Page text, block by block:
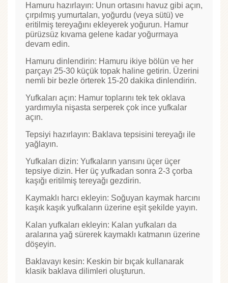
Hamuru hazırlayın: Unun ortasını havuz gibi açın,
çırpılmış yumurtaları, yoğurdu (veya sütü) ve
eritilmiş tereyağını ekleyerek yoğurun. Hamur
pürüzsüz kıvama gelene kadar yoğurmaya
devam edin.
Hamuru dinlendirin: Hamuru ikiye bölün ve her
parçayı 25-30 küçük topak haline getirin. Üzerini
nemli bir bezle örterek 15-20 dakika dinlendirin.
Yufkaları açın: Hamur toplarını tek tek oklava
yardımıyla nişasta serperek çok ince yufkalar
açın.
Tepsiyi hazırlayın: Baklava tepsisini tereyağı ile
yağlayın.
Yufkaları dizin: Yufkaların yarısını üçer üçer
tepsiye dizin. Her üç yufkadan sonra 2-3 çorba
kaşığı eritilmiş tereyağı gezdirin.
Kaymaklı harcı ekleyin: Soğuyan kaymak harcını
kaşık kaşık yufkaların üzerine eşit şekilde yayın.
Kalan yufkaları ekleyin: Kalan yufkaları da
aralarına yağ sürerek kaymaklı katmanın üzerine
döşeyin.
Baklavayı kesin: Keskin bir bıçak kullanarak
klasik baklava dilimleri oluşturun.